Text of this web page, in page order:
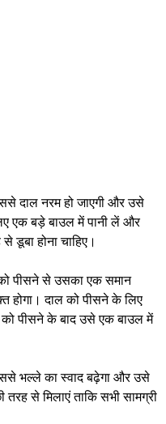
दाल नरम हो जाएगी और उसे
एक बड़े बाउल में पानी लें और
डूबा होना चाहिए।
पीसने से उसका एक समान
होगा। दाल को पीसने के लिए
पीसने के बाद उसे एक बाउल में
भल्ले का स्वाद बढ़ेगा और उसे
से मिलाएं ताकि सभी सामग्री